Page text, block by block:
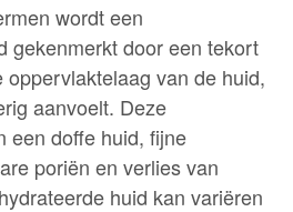
wordt een
gekenmerkt door een tekort
van de huid,
aanvoelt. Deze
een doffe huid, fijne
poriën en verlies van
huid kan variëren